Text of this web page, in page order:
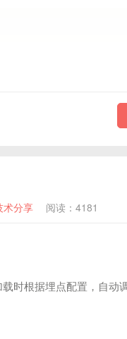
术分享 阅读：4181
时根据埋点配置，自动